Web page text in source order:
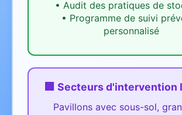
• Audit des pratiques de
• Programme de suivi
personnalisé
🏢 Secteurs d'intervention
Pavillons avec sous-sol,